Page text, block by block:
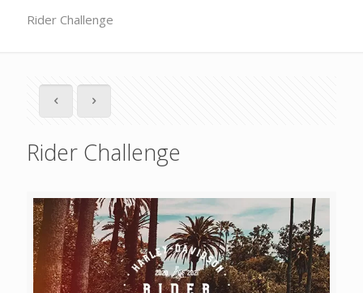
Rider Challenge
Rider Challenge